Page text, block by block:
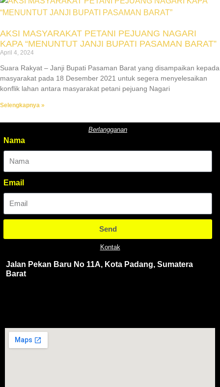
AKSI MASYARAKAT PETANI PEJUANG NAGARI
KAPA “MENUNTUT JANJI BUPATI PASAMAN BARAT”
April 4, 2024
Suara Rakyat – Janji Bupati Pasaman Barat yang disampaikan kepada
masyarakat pada 18 Desember 2021 untuk segera menyelesaikan
konflik lahan antara masyarakat petani pejuang Nagari
Selengkapnya »
Berlangganan
Nama
Email
Send
Kontak
Jalan Pekan Baru No 11A, Kota Padang, Sumatera
Barat